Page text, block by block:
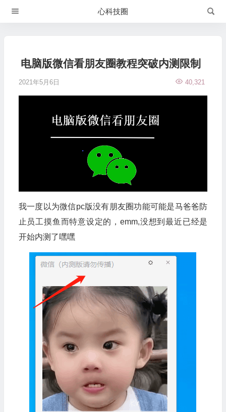
心科技圈
电脑版微信看朋友圈教程突破内测限制
2021年5月6日 40,321
​我一度以为微信pc版没有朋友圈功能可能是马爸爸防
止员工摸鱼而特意设定的，emm,没想到最近已经是
开始内测了嘿嘿